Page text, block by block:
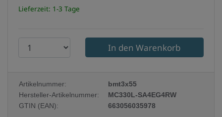
Lieferzeit: 1-3 Tage
r
d
u
Artikelnummer:
bmt3x55
Hersteller-Artikelnummer:
MC330L-SA4EG4RW
GTIN (EAN):
663056035978